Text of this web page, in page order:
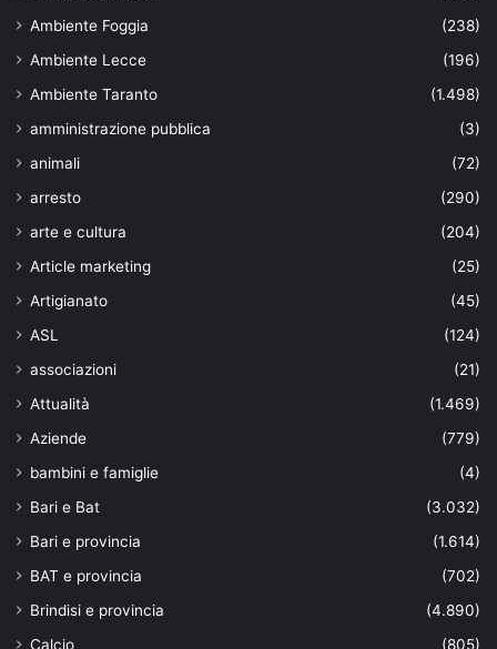
Ambiente Foggia
(238)
Ambiente Lecce
(196)
Ambiente Taranto
(1.498)
amministrazione pubblica
(3)
animali
(72)
arresto
(290)
arte e cultura
(204)
Article marketing
(25)
Artigianato
(45)
ASL
(124)
associazioni
(21)
Attualità
(1.469)
Aziende
(779)
bambini e famiglie
(4)
Bari e Bat
(3.032)
Bari e provincia
(1.614)
BAT e provincia
(702)
Brindisi e provincia
(4.890)
Calcio
(805)